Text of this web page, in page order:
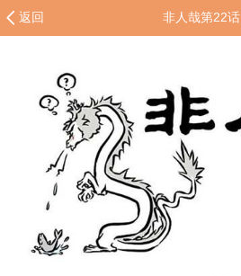
返回 非人哉第22话